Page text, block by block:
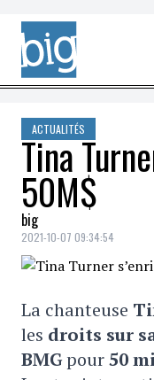
Skip to content
ACTUALITÉS
Tina
50M$
big
2021-10-07 09:34:54
La chanteuse
les droits sur
BMGpour50